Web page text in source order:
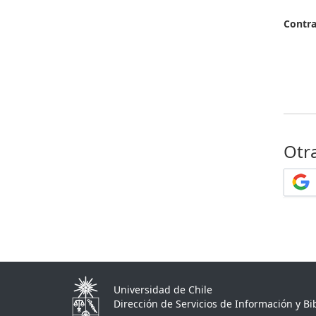
Universidad de Chile
Dirección de Servicios de Información y